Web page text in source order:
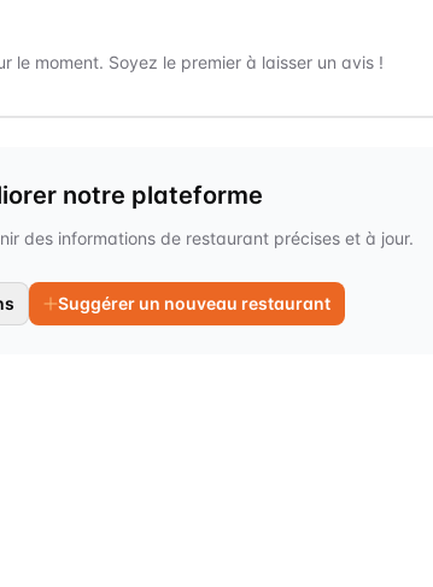
le moment. Soyez le premier à laisser un avis !
notre plateforme
des informations de restaurant précises et à jour.
Suggérer un nouveau restaurant